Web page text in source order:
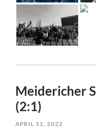
Meidericher
(2:1)
APRIL 11, 2022